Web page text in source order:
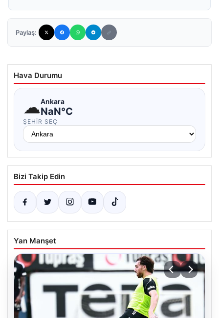
Paylaş:
Hava Durumu
☁Ankara
NaN°C
ŞEHIR SEÇ
Bizi Takip Edin
Yan Manşet